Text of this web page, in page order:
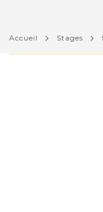
L'activité que
accueil stages